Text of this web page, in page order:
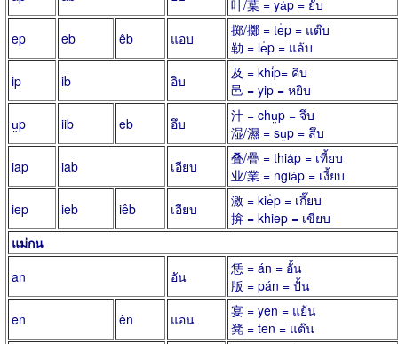
叶/葉 = ya̍p = ยับ
ep
eb êb แอบ
掷/擲 = te̍p = แต๊บ
勒 = le̍p = แล้บ
ip
ib อิบ
及 = khi̍p= คิบ
邑 = yip = หยิบ
ṳp
iib eb อึบ
汁 = chṳp = จึบ
湿/濕 = sṳp = สึบ
iap
iab เอียบ
叠/疊 = thia̍p = เที้ยบ
业/業 = ngia̍p = เงี้ยบ
iep
ieb iêb เอียบ
激 = kie̍p = เกี๊ยบ
揜 = khiep = เขียบ
แม่กน
an
อัน
恁 = án = อั้น
版 = pán = ปั้น
en
ên แอน
宴 = yen = แย้น
凳 = ten = แต๊น